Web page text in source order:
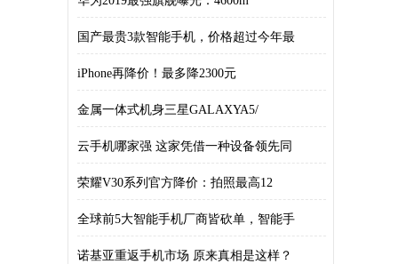
国产最贵3款智能手机，价格超过今年最
iPhone再降价！最多降2300元
金属一体式机身三星GALAXYA5/
云手机哪家强 这家凭借一种设备领先同
荣耀V30系列官方降价：拍照最高12
全球前5大智能手机厂商皆砍单，智能手
诺基亚重返手机市场 原来真相是这样？